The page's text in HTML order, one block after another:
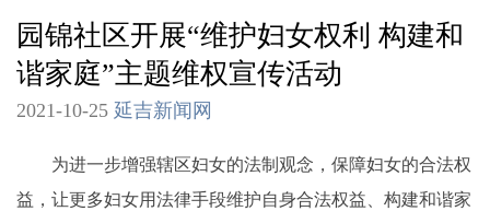
园锦社区开展“维护妇女权利 构建和
谐家庭”主题维权宣传活动
2021-10-25 延吉新闻网
为进一步增强辖区妇女的法制观念，保障妇女的合法权
益，让更多妇女用法律手段维护自身合法权益、构建和谐家